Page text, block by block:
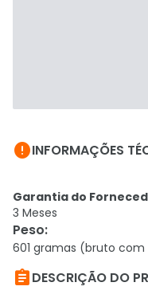
INFORMAÇÕES
Garantia do
3 Meses
Peso:
601 gramas (bruto
DESCRIÇÃO DO